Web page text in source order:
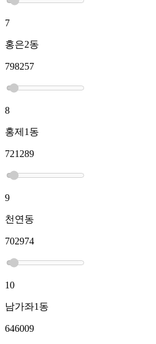
7
홍은2동
798257
8
홍제1동
721289
9
천연동
702974
10
남가좌1동
646009